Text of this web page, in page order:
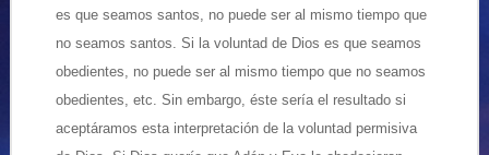
es que seamos santos, no puede ser al mismo tiempo que
no seamos santos. Si la voluntad de Dios es que seamos
obedientes, no puede ser al mismo tiempo que no seamos
obedientes, etc. Sin embargo, éste sería el resultado si
aceptáramos esta interpretación de la voluntad permisiva